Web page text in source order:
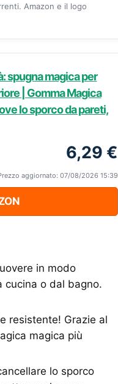
Amazon e il logo
spugna magica per
| Gomma Magica
lo sporco da pareti,
6,29 €
aggiornato: 07/08/2026 15:39
in modo
cucina o dal bagno.
resistente! Grazie al
magica più
lo sporco